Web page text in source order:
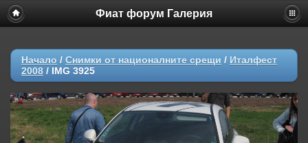
Фиат форум Галерия
Начало / Снимки от националните срещи / Италфест
2008 / IMG 3925